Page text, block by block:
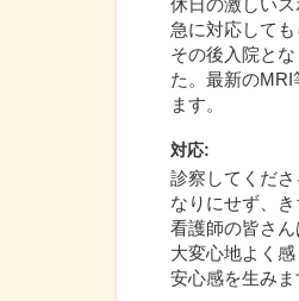
急に対応しても
その後入院と
た。最新の
ます。
対応:
診察してくだ
なりにせず、き
看護師の皆さ
大変心地よく
安心感を生みま